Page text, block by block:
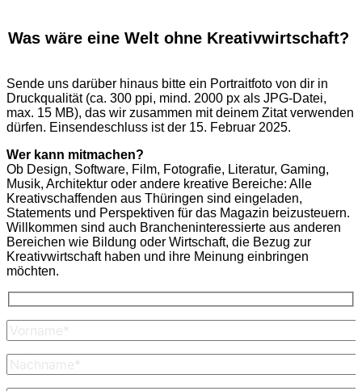
Was wäre eine Welt ohne Kreativwirtschaft?
Sende uns darüber hinaus bitte ein Portraitfoto von dir in
Druckqualität (ca. 300 ppi, mind. 2000 px als JPG-Datei,
max. 15 MB), das wir zusammen mit deinem Zitat verwenden
dürfen. Einsendeschluss ist der 15. Februar 2025.
Wer kann mitmachen?
Ob Design, Software, Film, Fotografie, Literatur, Gaming,
Musik, Architektur oder andere kreative Bereiche: Alle
Kreativschaffenden aus Thüringen sind eingeladen,
Statements und Perspektiven für das Magazin beizusteuern.
Willkommen sind auch Brancheninteressierte aus anderen
Bereichen wie Bildung oder Wirtschaft, die Bezug zur
Kreativwirtschaft haben und ihre Meinung einbringen
möchten.